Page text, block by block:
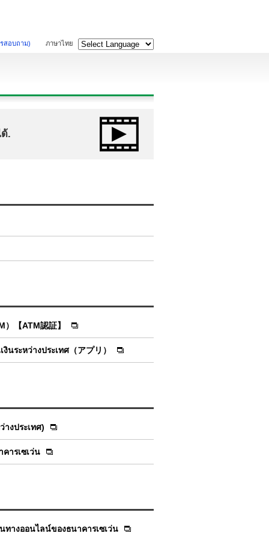
สอบถาม) ภาษาไทย
.
【ATM認証】
ระหว่างประเทศ（アプリ）
างประเทศ)
ารเซเว่น
ทางออนไลน์ของธนาคารเซเว่น